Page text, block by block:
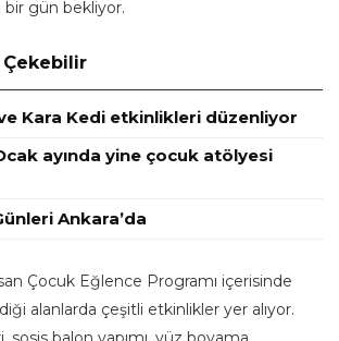
bir gün bekliyor.
Kara Kedi etkinlikleri düzenliyor
ayında yine çocuk atölyesi
Ankara’da
Çocuk Eğlence Programı içerisinde
alanlarda çeşitli etkinlikler yer alıyor.